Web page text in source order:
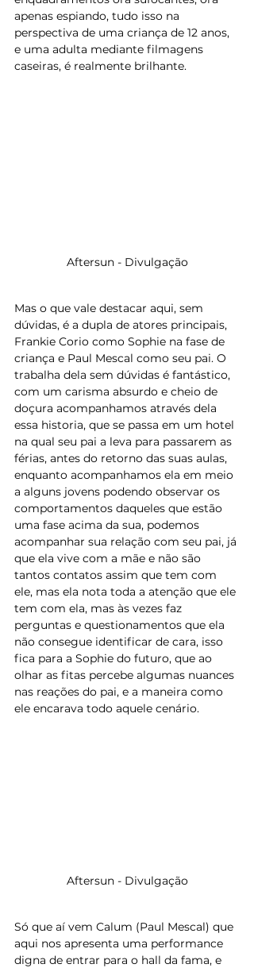
apenas espiando, tudo isso na
perspectiva de uma criança de 12 anos,
e uma adulta mediante filmagens
caseiras, é realmente brilhante.
Aftersun - Divulgação
Mas o que vale destacar aqui, sem
dúvidas, é a dupla de atores principais,
Frankie Corio como Sophie na fase de
criança e Paul Mescal como seu pai. O
trabalha dela sem dúvidas é fantástico,
com um carisma absurdo e cheio de
doçura acompanhamos através dela
essa historia, que se passa em um hotel
na qual seu pai a leva para passarem as
férias, antes do retorno das suas aulas,
enquanto acompanhamos ela em meio
a alguns jovens podendo observar os
comportamentos daqueles que estão
uma fase acima da sua, podemos
acompanhar sua relação com seu pai, já
que ela vive com a mãe e não são
tantos contatos assim que tem com
ele, mas ela nota toda a atenção que ele
tem com ela, mas às vezes faz
perguntas e questionamentos que ela
não consegue identificar de cara, isso
fica para a Sophie do futuro, que ao
olhar as fitas percebe algumas nuances
nas reações do pai, e a maneira como
ele encarava todo aquele cenário.
Aftersun - Divulgação
Só que aí vem Calum (Paul Mescal) que
aqui nos apresenta uma performance
digna de entrar para o hall da fama, e